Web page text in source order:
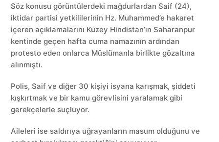
Söz konusu görüntülerdeki mağdurlardan Saif (24),
iktidar partisi yetkililerinin Hz. Muhammed’e hakaret
içeren açıklamalarını Kuzey Hindistan’ın Saharanpur
kentinde geçen hafta cuma namazının ardından
protesto eden onlarca Müslümanla birlikte gözaltına
alınmıştı.
Polis, Saif ve diğer 30 kişiyi isyana karışmak, şiddeti
kışkırtmak ve bir kamu görevlisini yaralamak gibi
gerekçelerle suçluyor.
Aileleri ise saldırıya uğrayanların masum olduğunu ve